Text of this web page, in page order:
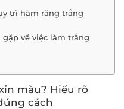
trì hàm răng trắng
về việc làm trắng
màu? Hiểu rõ
cách